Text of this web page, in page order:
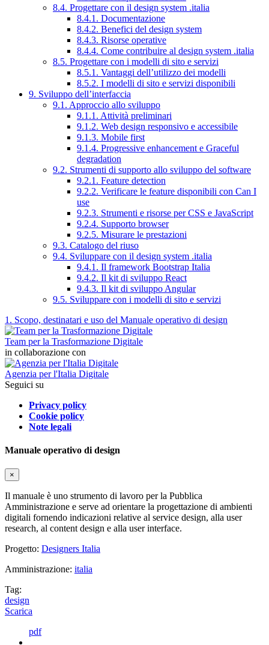
8.4. Progettare con il design system .italia
8.4.1. Documentazione
8.4.2. Benefici del design system
8.4.3. Risorse operative
8.4.4. Come contribuire al design system .italia
8.5. Progettare con i modelli di sito e servizi
8.5.1. Vantaggi dell’utilizzo dei modelli
8.5.2. I modelli di sito e servizi disponibili
9. Sviluppo dell’interfaccia
9.1. Approccio allo sviluppo
9.1.1. Attività preliminari
9.1.2. Web design responsivo e accessibile
9.1.3. Mobile first
9.1.4. Progressive enhancement e Graceful
degradation
9.2. Strumenti di supporto allo sviluppo del software
9.2.1. Feature detection
9.2.2. Verificare le feature disponibili con Can I
use
9.2.3. Strumenti e risorse per CSS e JavaScript
9.2.4. Supporto browser
9.2.5. Misurare le prestazioni
9.3. Catalogo del riuso
9.4. Sviluppare con il design system .italia
9.4.1. Il framework Bootstrap Italia
9.4.2. Il kit di sviluppo React
9.4.3. Il kit di sviluppo Angular
9.5. Sviluppare con i modelli di sito e servizi
1. Scopo, destinatari e uso del Manuale operativo di design
Team per la Trasformazione Digitale
in collaborazione con
Agenzia per l'Italia Digitale
Seguici su
Privacy policy
Cookie policy
Note legali
Manuale operativo di design
×
Il manuale è uno strumento di lavoro per la Pubblica
Amministrazione e serve ad orientare la progettazione di ambienti
digitali fornendo indicazioni relative al service design, alla user
research, al content design e alla user interface.
Progetto: Designers Italia
Amministrazione: italia
Tag:
design
Scarica
pdf